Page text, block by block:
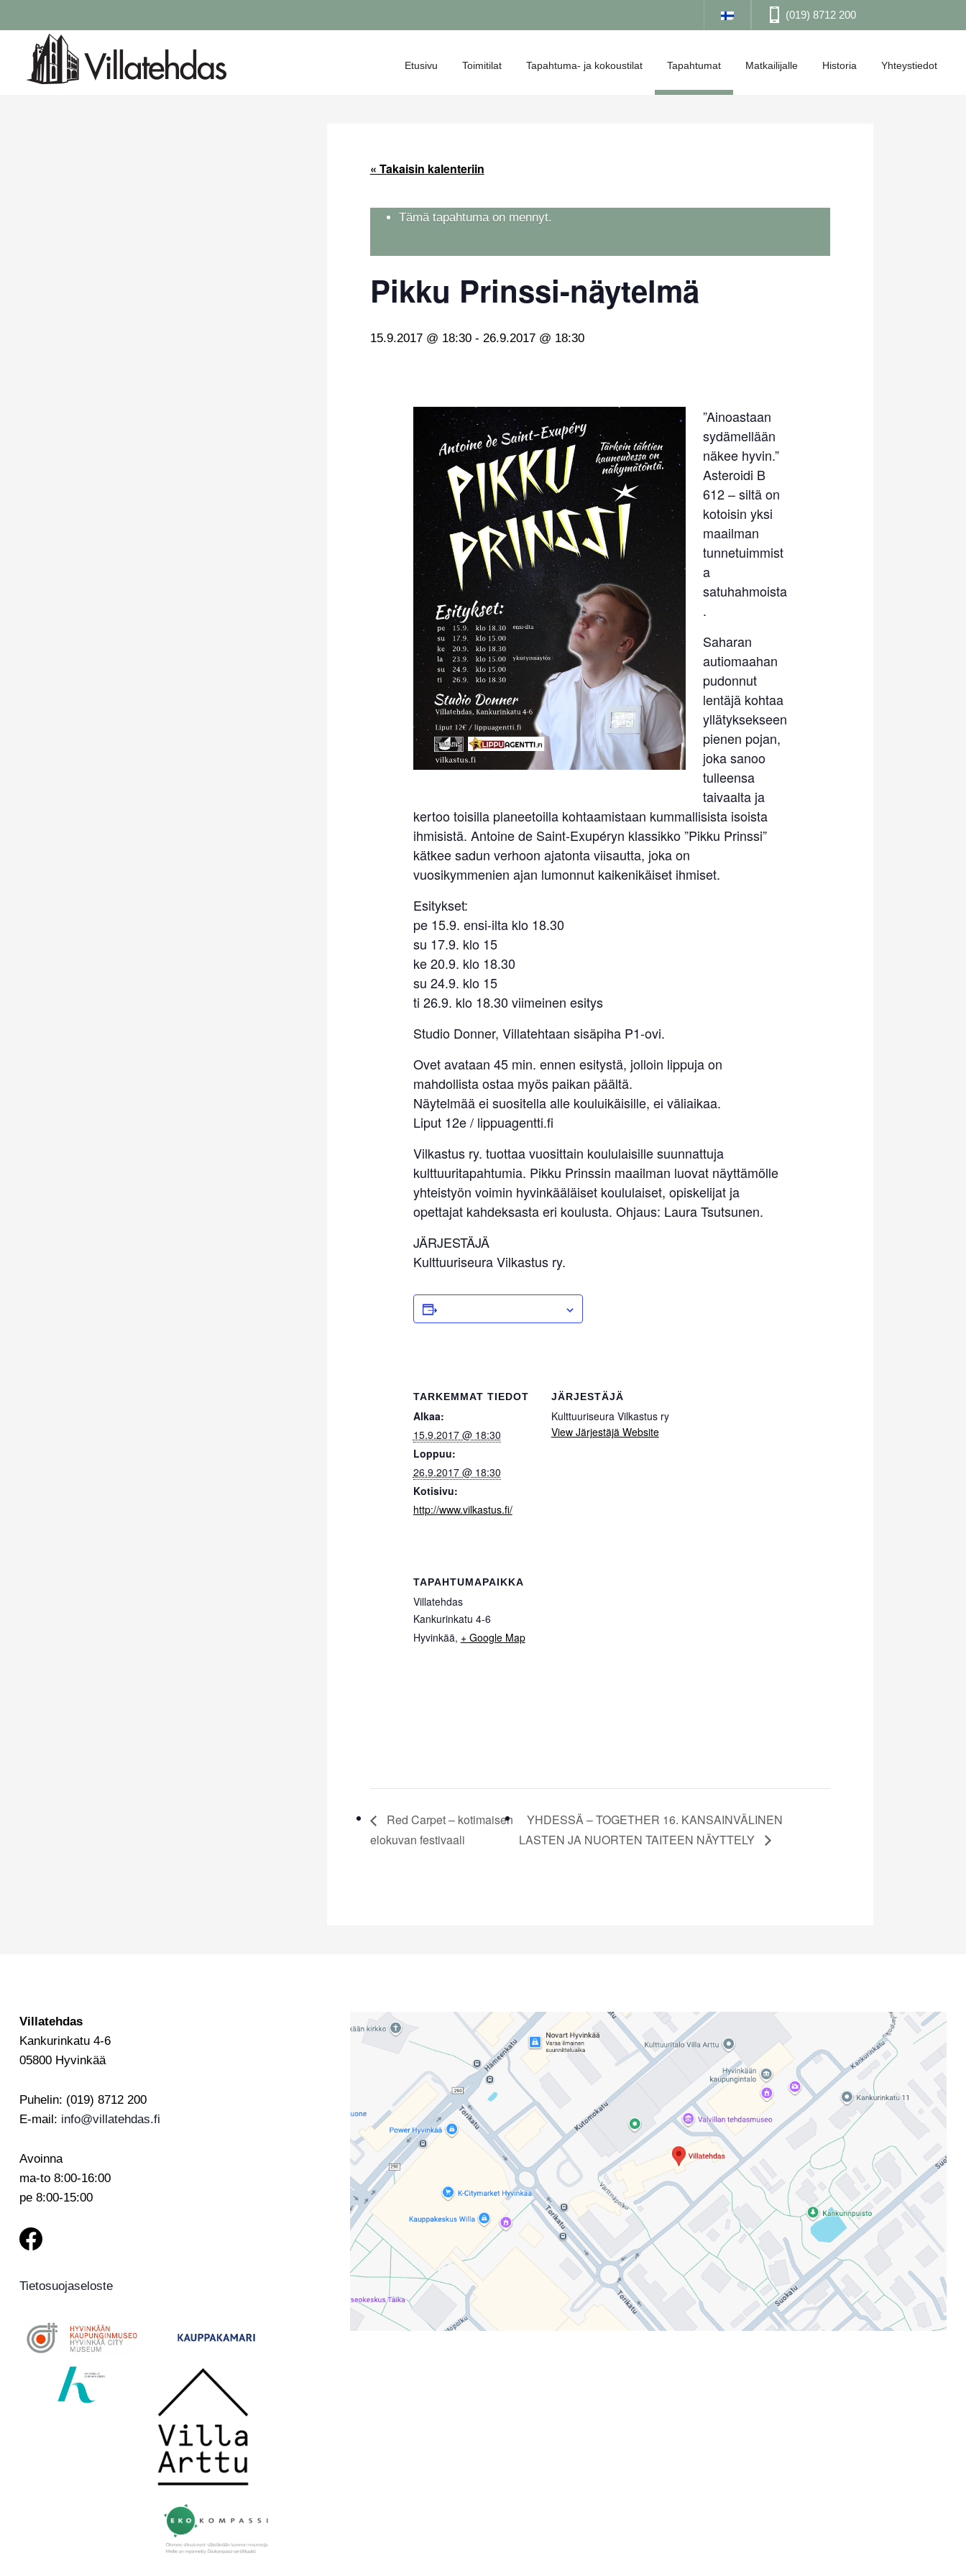
(019) 8712 200
Etusivu Toimitilat Tapahtuma- ja kokoustilat Tapahtumat Matkailijalle Historia Yhteystiedot
« Takaisin kalenteriin
Tämä tapahtuma on mennyt.
Pikku Prinssi-näytelmä
15.9.2017 @ 18:30- 26.9.2017 @ 18:30
”Ainoastaan
sydämellään
näkee hyvin.”
Asteroidi B
612 – siltä on
kotoisin yksi
maailman
tunnetuimmist
a
satuhahmoista
.
Saharan
autiomaahan
pudonnut
lentäjä kohtaa
yllätyksekseen
pienen pojan,
joka sanoo
tulleensa
taivaalta ja
kertoo toisilla planeetoilla kohtaamistaan kummallisista isoista
ihmisistä. Antoine de Saint-Exupéryn klassikko ”Pikku Prinssi”
kätkee sadun verhoon ajatonta viisautta, joka on
vuosikymmenien ajan lumonnut kaikenikäiset ihmiset.
Esitykset:
pe 15.9. ensi-ilta klo 18.30
su 17.9. klo 15
ke 20.9. klo 18.30
su 24.9. klo 15
ti 26.9. klo 18.30 viimeinen esitys
Studio Donner, Villatehtaan sisäpiha P1-ovi.
Ovet avataan 45 min. ennen esitystä, jolloin lippuja on
mahdollista ostaa myös paikan päältä.
Näytelmää ei suositella alle kouluikäisille, ei väliaikaa.
Liput 12e / lippuagentti.fi
Vilkastus ry. tuottaa vuosittain koululaisille suunnattuja
kulttuuritapahtumia. Pikku Prinssin maailman luovat näyttämölle
yhteistyön voimin hyvinkääläiset koululaiset, opiskelijat ja
opettajat kahdeksasta eri koulusta. Ohjaus: Laura Tsutsunen.
JÄRJESTÄJÄ
Kulttuuriseura Vilkastus ry.
TARKEMMAT TIEDOT
Alkaa:
15.9.2017 @ 18:30
Loppuu:
26.9.2017 @ 18:30
Kotisivu:
http://www.vilkastus.fi/
JÄRJESTÄJÄ
Kulttuuriseura Vilkastus ry
View Järjestäjä Website
TAPAHTUMAPAIKKA
Villatehdas
Kankurinkatu 4-6
Hyvinkää, + Google Map
Red Carpet – kotimaisen
elokuvan festivaali
YHDESSÄ – TOGETHER 16. KANSAINVÄLINEN
LASTEN JA NUORTEN TAITEEN NÄYTTELY
Villatehdas
Kankurinkatu 4-6
05800 Hyvinkää
Puhelin: (019) 8712 200
E-mail: info@villatehdas.fi
Avoinna
ma-to 8:00-16:00
pe 8:00-15:00
Tietosuojaseloste